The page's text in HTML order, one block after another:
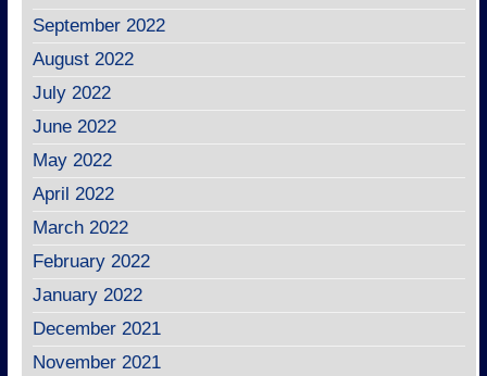
September 2022
August 2022
July 2022
June 2022
May 2022
April 2022
March 2022
February 2022
January 2022
December 2021
November 2021